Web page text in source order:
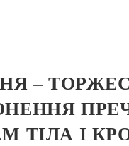
–
ТІЛА І